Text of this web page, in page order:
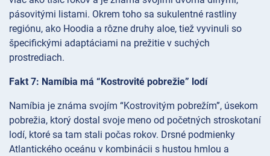
pásovitými listami. Okrem toho sa sukulentné rastliny
regiónu, ako Hoodia a rôzne druhy aloe, tiež vyvinuli so
špecifickými adaptáciami na prežitie v suchých
prostrediach.
Fakt 7: Namíbia má “Kostrovité pobrežie” lodí
Namíbia je známa svojím “Kostrovitým pobrežím”, úsekom
pobrežia, ktorý dostal svoje meno od početných stroskotaní
lodí, ktoré sa tam stali počas rokov. Drsné podmienky
Atlantického oceánu v kombinácii s hustou hmlou a